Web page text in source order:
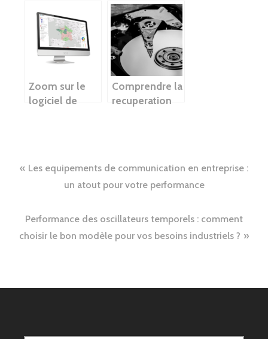
entreprise
informatique
des
ordinateurs
pour
entreprise
Zoom sur le
logiciel de
Comprendre la
recuperation
Navigation
l’article
Les equipements de communication en entreprise :
un atout pour votre performance
Performance des oscillateurs temporels : comment
choisir le bon modèle pour vos besoins industriels ?